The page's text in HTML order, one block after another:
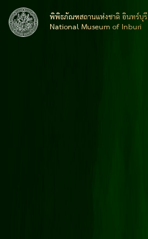
พิพิธภัณฑสถานแห่งชาติ อินทร์บุรี
National Museum of Inburi